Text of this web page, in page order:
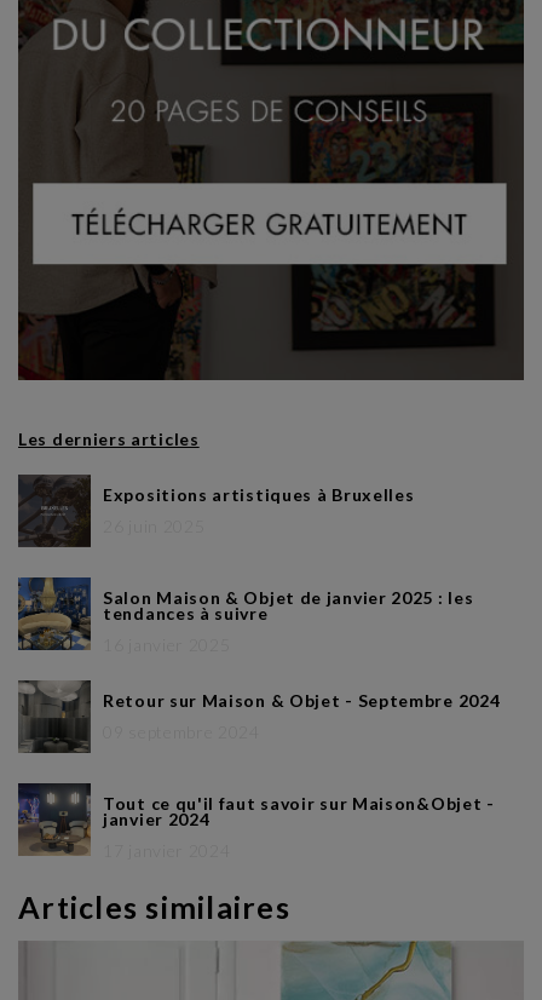
Les derniers articles
Expositions artistiques à Bruxelles
Salon Maison & Objet de janvier 2025 : les
tendances à suivre
Retour sur Maison & Objet - Septembre 2024
Tout ce qu'il faut savoir sur Maison&Objet -
janvier 2024
Articles similaires